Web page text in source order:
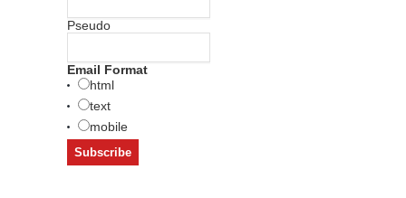
Pseudo
Email Format
html
text
mobile